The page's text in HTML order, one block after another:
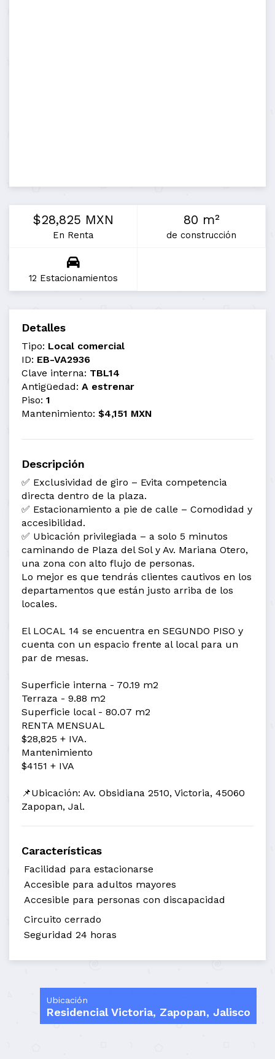
$28,825 MXN
En Renta
80 m²
de construcción
12 Estacionamientos
Detalles
Tipo: Local comercial
ID: EB-VA2936
Clave interna: TBL14
Antigüedad: A estrenar
Piso: 1
Mantenimiento: $4,151 MXN
Descripción
✅ Exclusividad de giro – Evita competencia
directa dentro de la plaza.
✅ Estacionamiento a pie de calle – Comodidad y
accesibilidad.
✅ Ubicación privilegiada – a solo 5 minutos
caminando de Plaza del Sol y Av. Mariana Otero,
una zona con alto flujo de personas.
Lo mejor es que tendrás clientes cautivos en los
departamentos que están justo arriba de los
locales.
El LOCAL 14 se encuentra en SEGUNDO PISO y
cuenta con un espacio frente al local para un
par de mesas.
Superficie interna - 70.19 m2
Terraza - 9.88 m2
Superficie local - 80.07 m2
RENTA MENSUAL
$28,825 + IVA.
Mantenimiento
$4151 + IVA
📌Ubicación: Av. Obsidiana 2510, Victoria, 45060
Zapopan, Jal.
Características
Facilidad para estacionarse
Accesible para adultos mayores
Accesible para personas con discapacidad
Circuito cerrado
Seguridad 24 horas
Ubicación
Residencial Victoria, Zapopan, Jalisco